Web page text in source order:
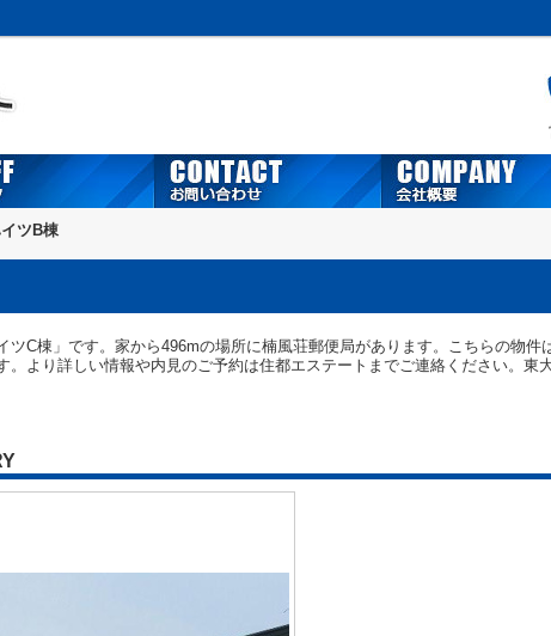
ツB棟
ツC棟」です。家から496mの場所に楠風荘郵便局があります。こちらの物件
。より詳しい情報や内見のご予約は住都エステートまでご連絡ください。東